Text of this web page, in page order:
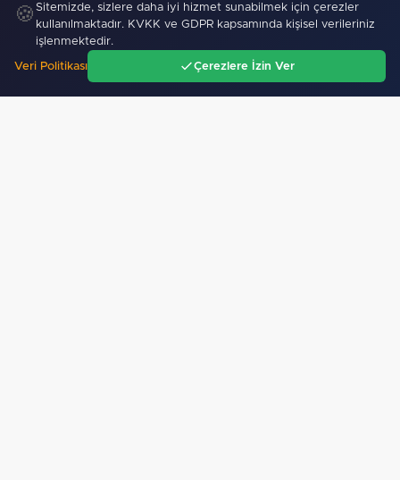
🍪 Sitemizde, sizlere daha iyi hizmet sunabilmek için çerezler
kullanılmaktadır. KVKK ve GDPR kapsamında kişisel verileriniz
işlenmektedir.
Veri Politikası Çerezlere İzin Ver
Gündem Ara Menü